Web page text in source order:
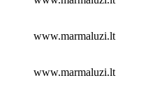
www.marmaluzi.lt
www.marmaluzi.lt